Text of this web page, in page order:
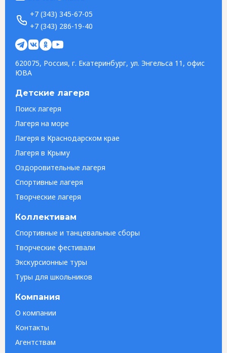
+7 (343) 345-67-05
+7 (343) 286-19-40
620075, Россия, г. Екатеринбург, ул. Энгельса 11, офис
ЮВА
Детские лагеря
Поиск лагеря
Лагеря на море
Лагеря в Краснодарском крае
Лагеря в Крыму
Оздоровительные лагеря
Спортивные лагеря
Творческие лагеря
Коллективам
Спортивные и танцевальные сборы
Творческие фестивали
Экскурсионные туры
Туры для школьников
Компания
О компании
Контакты
Агентствам